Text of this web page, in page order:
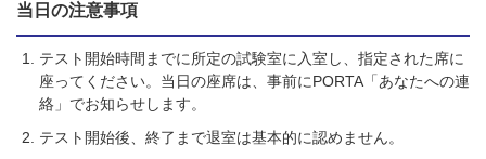
当日の注意事項
テスト開始時間までに所定の試験室に入室し、指定された席に
座ってください。当日の座席は、事前にPORTA「あなたへの連
絡」でお知らせします。
テスト開始後、終了まで退室は基本的に認めません。